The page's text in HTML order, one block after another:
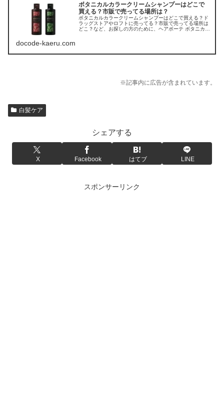
ボタニカルカラークリームシャンプーはどこで
買える？市販で売ってる場所は？
ボタニカルカラークリームシャンプーはどこで買える？ド
ラッグストアやロフトに売ってる？市販で売ってる場所は
どこ？など、お探しの方のために、ヘアボーテ ボタニカル
docode-kaeru.com
※記事内に広告が含まれています。
白髪ケア
シェアする
X Facebook はてブ LINE
スポンサーリンク